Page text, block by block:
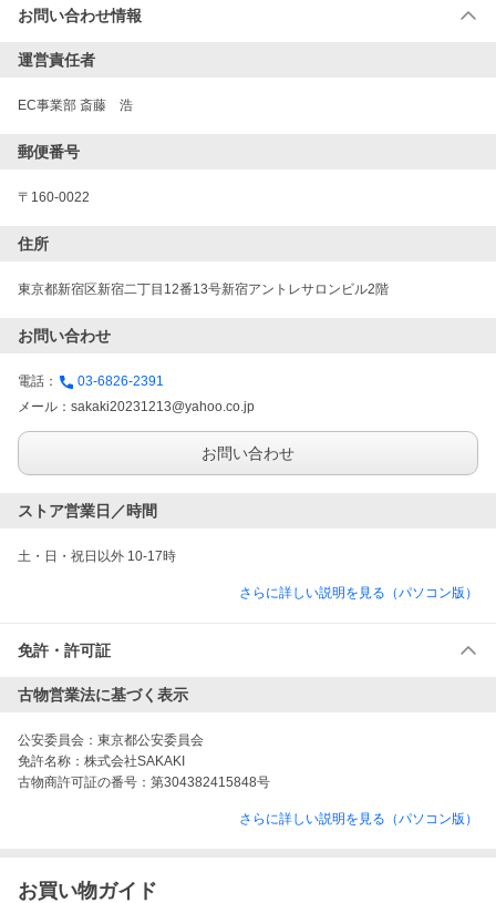
お問い合わせ情報
運営責任者
EC事業部 斎藤　浩
郵便番号
〒160-0022
住所
東京都新宿区新宿二丁目12番13号新宿アントレサロンビル2階
お問い合わせ
電話：
03-6826-2391
メール： sakaki20231213@yahoo.co.jp
お問い合わせ
ストア営業日／時間
土・日・祝日以外 10-17時
さらに詳しい説明を見る（パソコン版）
免許・許可証
古物営業法に基づく表示
公安委員会： 東京都公安委員会
免許名称： 株式会社SAKAKI
古物商許可証の番号： 第304382415848号
さらに詳しい説明を見る（パソコン版）
お買い物ガイド